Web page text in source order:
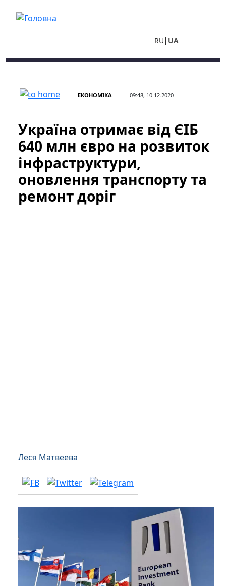
RU UA
ЕКОНОМІКА 09:48, 10.12.2020
Україна отримає від ЄІБ
640 млн євро на розвиток
інфраструктури,
оновлення транспорту та
ремонт доріг
Леся Матвеева